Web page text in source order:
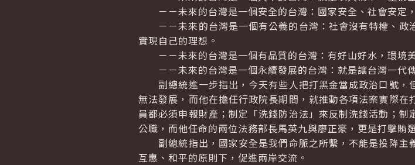
－－未來的台灣是一個安全的台灣：國家安全、社會安定
－－未來的台灣是一個有公義的台灣：社會沒有特權、政
實現自己的理想。
－－未來的台灣是一個有品質的台灣：有好山好水，環境
－－未來的台灣是一個永續發展的台灣：就是讓台灣一代
副總統進一步指出，今天有些人把打黑金當成政治口號，
無法發展，而他在擔任行政院長期間，就推動各項法案實際
員都必須申報財產；制定「洗錢防治法」來反制洗錢活動；
公職，而他任命的兩位法務部長馬英九與廖正豪，更是打擊賄
副總統指出，國家安全是我們命脈之所繫，不能是投降主
互惠、和平的原則下，促進兩岸交流。